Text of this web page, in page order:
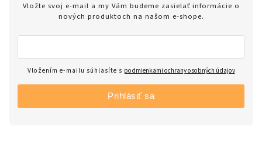
Vložte svoj e-mail a my Vám budeme zasielať informácie o
nových produktoch na našom e-shope.
Vložením e-mailu súhlasíte s podmienkami ochrany osobných údajov
Prihlásiť sa